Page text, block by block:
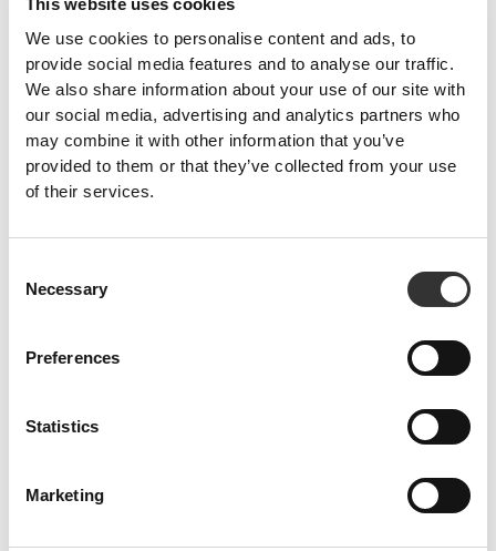
This website uses cookies
We use cookies to personalise content and ads, to
provide social media features and to analyse our traffic.
We also share information about your use of our site with
our social media, advertising and analytics partners who
may combine it with other information that you’ve
provided to them or that they’ve collected from your use
of their services.
Selection
Necessary
Preferences
Statistics
Marketing